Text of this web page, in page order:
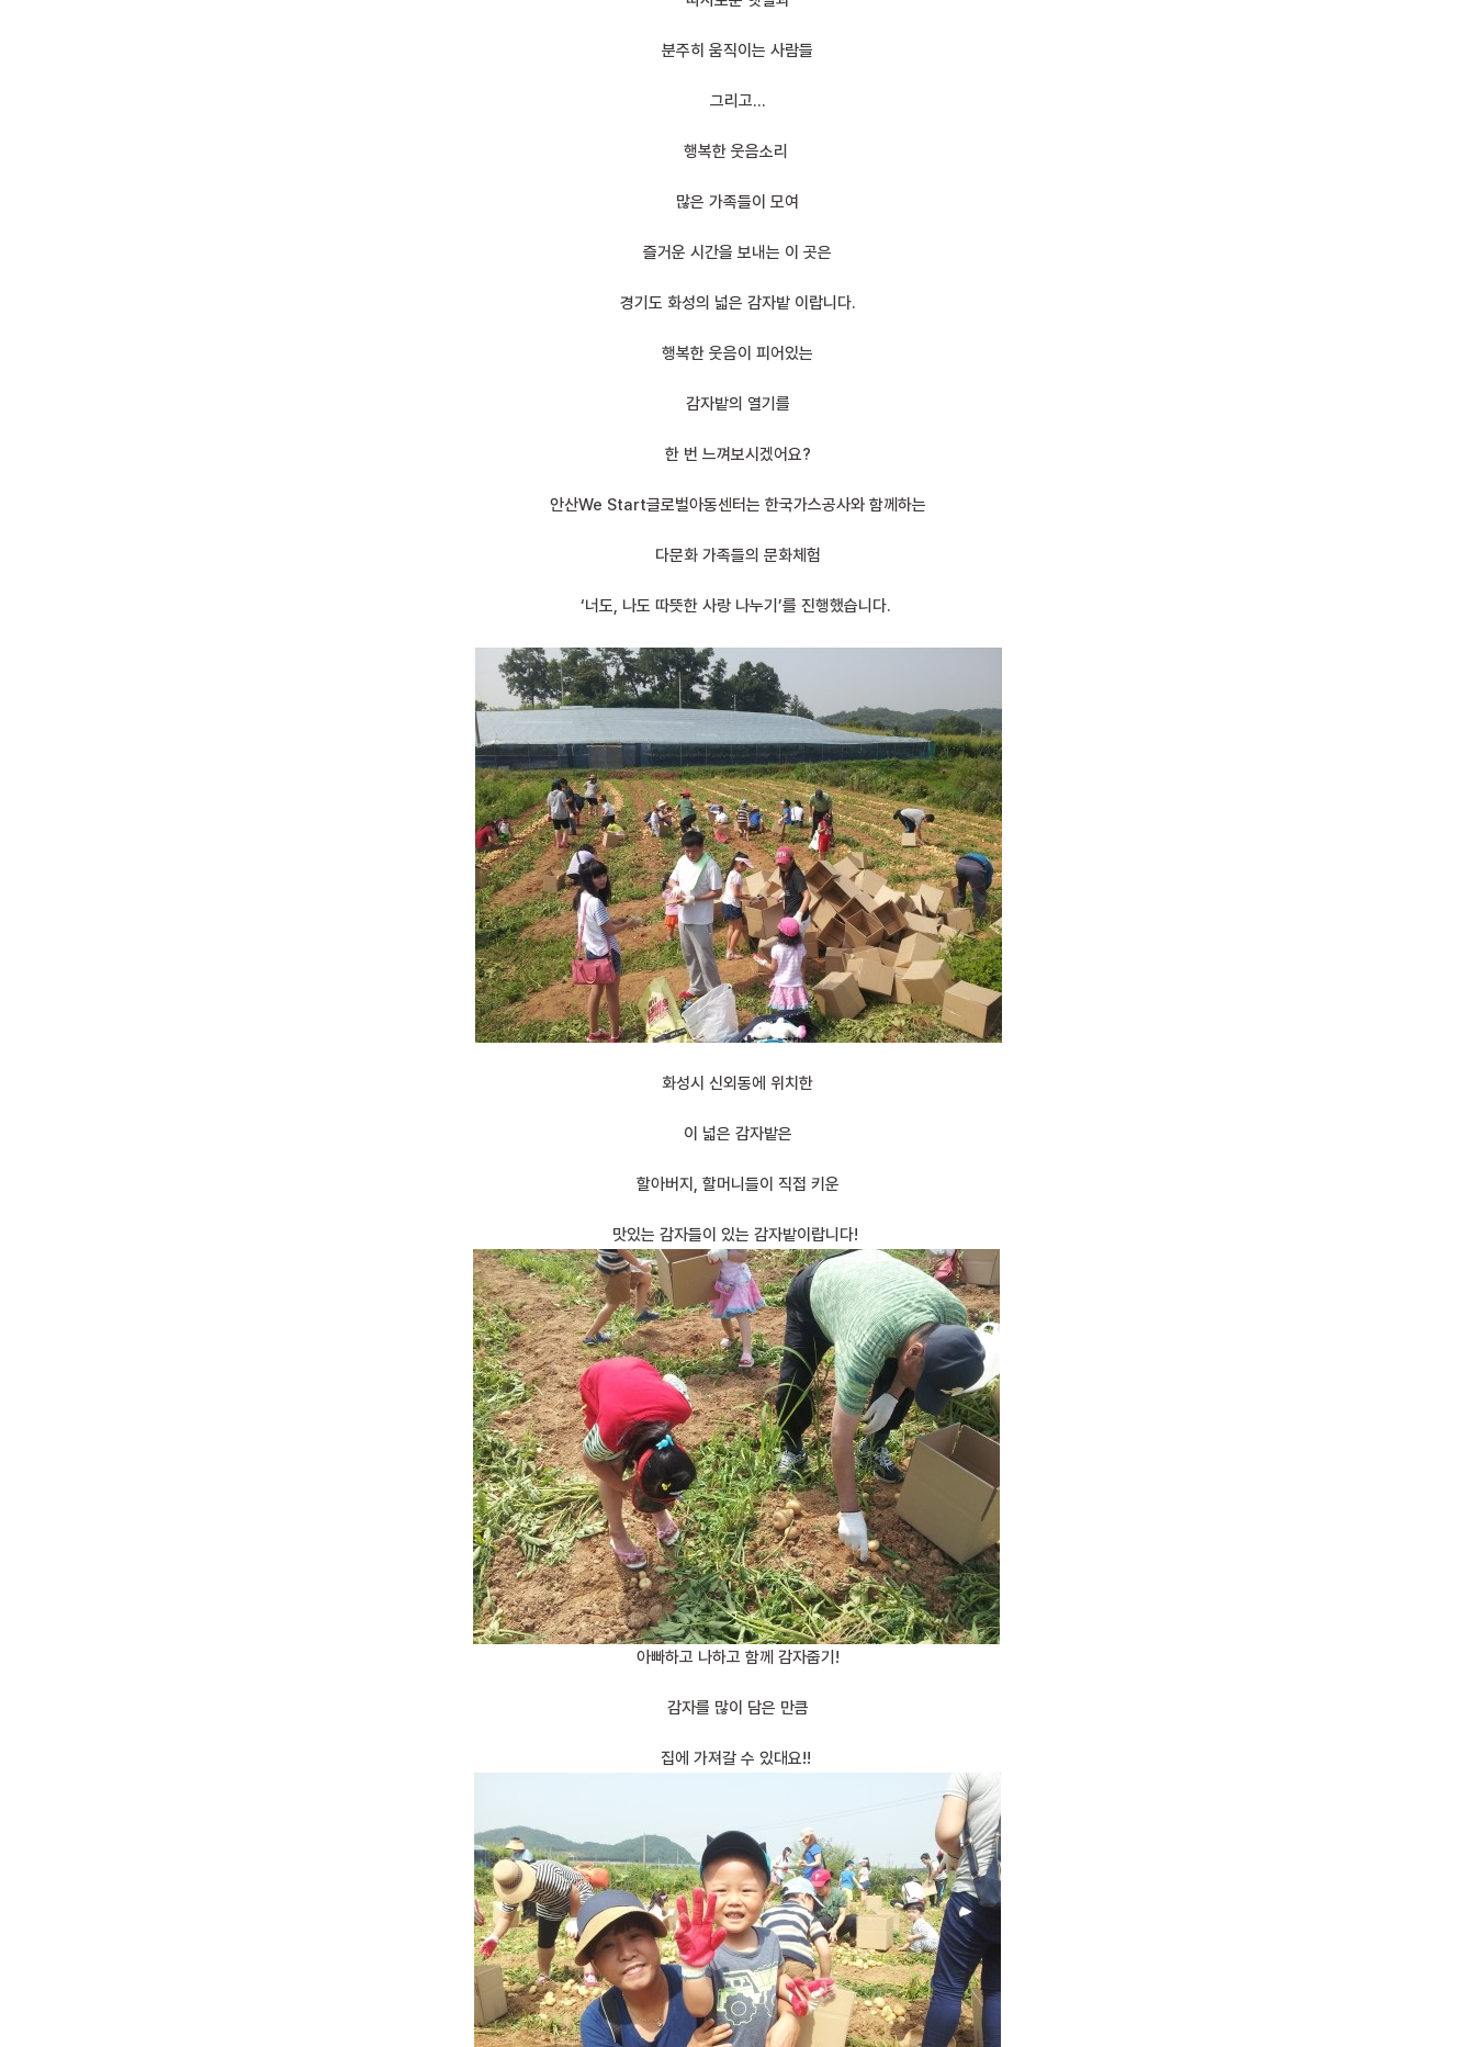
분주히 움직이는 사람들
그리고…
행복한 웃음소리
많은 가족들이 모여
즐거운 시간을 보내는 이 곳은
경기도 화성의 넓은 감자밭 이랍니다.
행복한 웃음이 피어있는
감자밭의 열기를
한 번 느껴보시겠어요?
안산We Start글로벌아동센터는 한국가스공사와 함께하는
다문화 가족들의 문화체험
‘너도, 나도 따뜻한 사랑 나누기’를 진행했습니다.
화성시 신외동에 위치한
이 넓은 감자밭은
할아버지, 할머니들이 직접 키운
맛있는 감자들이 있는 감자밭이랍니다!
아빠하고 나하고 함께 감자줍기!
감자를 많이 담은 만큼
집에 가져갈 수 있대요!!